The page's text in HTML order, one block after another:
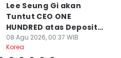
Lee Seung Gi akan
Tuntut CEO ONE
HUNDRED atas Deposit
Rumah Rp132 M
08 Agu 2026, 00:37 WIB
Korea